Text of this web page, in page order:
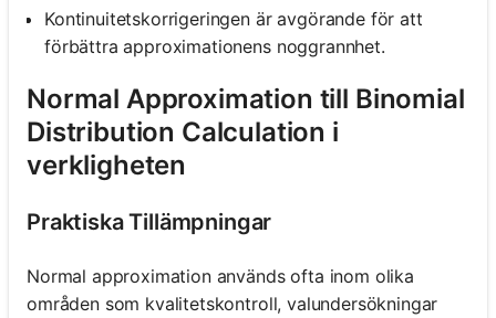
Kontinuitetskorrigeringen är avgörande för att
förbättra approximationens noggrannhet.
Normal Approximation till Binomial
Distribution Calculation i
verkligheten
Praktiska Tillämpningar
Normal approximation används ofta inom olika
områden som kvalitetskontroll, valundersökningar